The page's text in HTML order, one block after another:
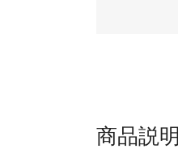
商品説明